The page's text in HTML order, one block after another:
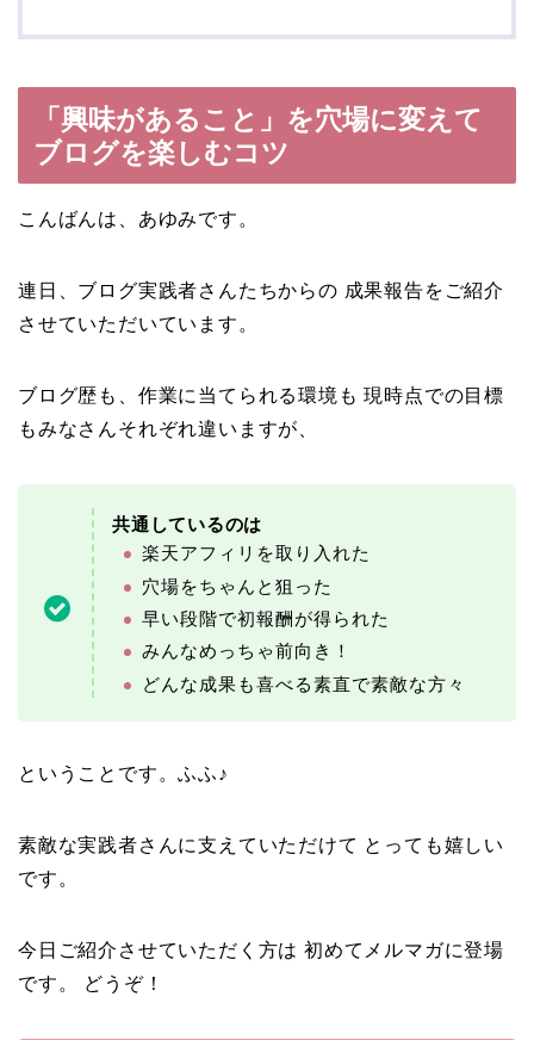
「興味があること」を穴場に変えて
ブログを楽しむコツ
こんばんは、あゆみです。
連日、ブログ実践者さんたちからの 成果報告をご紹介
させていただいています。
ブログ歴も、作業に当てられる環境も 現時点での目標
もみなさんそれぞれ違いますが、
共通しているのは
楽天アフィリを取り入れた
穴場をちゃんと狙った
早い段階で初報酬が得られた
みんなめっちゃ前向き！
どんな成果も喜べる素直で素敵な方々
ということです。ふふ♪
素敵な実践者さんに支えていただけて とっても嬉しい
です。
今日ご紹介させていただく方は 初めてメルマガに登場
です。 どうぞ！